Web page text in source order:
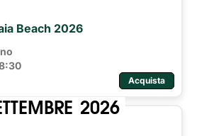
Beach 2026
Acquista
2026